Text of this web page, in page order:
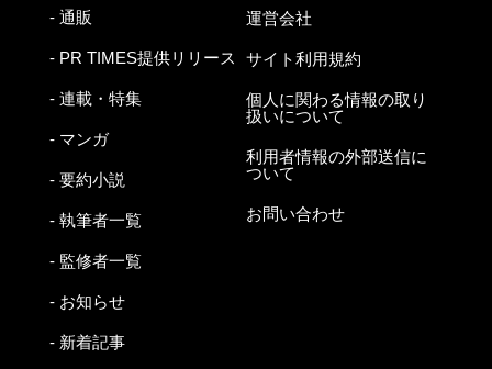
- 通販
- PR TIMES提供リリース
- 連載・特集
- マンガ
- 要約小説
- 執筆者一覧
- 監修者一覧
- お知らせ
- 新着記事
運営会社
サイト利用規約
個人に関わる情報の取り
扱いについて
利用者情報の外部送信に
ついて
お問い合わせ